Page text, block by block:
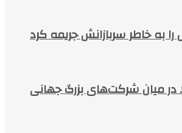
به خاطر سربازانش جریمه کرد
در میان شرکت‌های بزرگ جهانی